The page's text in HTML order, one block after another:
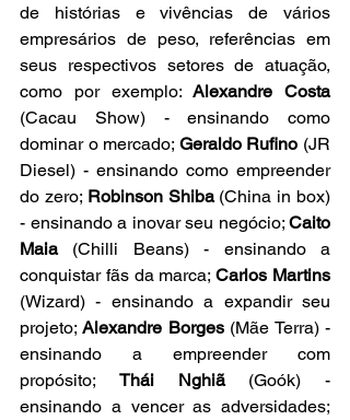
de histórias e vivências de vários
empresários de peso, referências em
seus respectivos setores de atuação,
como por exemplo: Alexandre Costa
(Cacau Show) - ensinando como
dominar o mercado; Geraldo Rufino (JR
Diesel) - ensinando como empreender
do zero; Robinson Shiba (China in box)
- ensinando a inovar seu negócio; Caito
Maia (Chilli Beans) - ensinando a
conquistar fãs da marca; Carlos Martins
(Wizard) - ensinando a expandir seu
projeto; Alexandre Borges (Mãe Terra) -
ensinando a empreender com
propósito; Thái Nghiã (Goók) -
ensinando a vencer as adversidades;